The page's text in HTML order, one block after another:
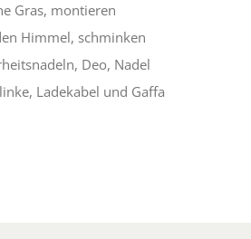
Gras, montieren
Himmel, schminken
Deo, Nadel
Ladekabel und Gaffa